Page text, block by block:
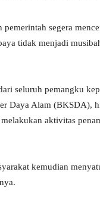
segera
tidak menjadi
seluruh pemangku
Daya Alam (BKSDA),
aktivitas
kemudian